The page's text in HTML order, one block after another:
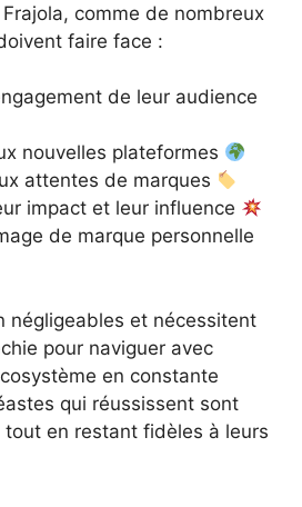
comme de nombreux
faire face :
de leur audience
nouvelles plateformes
attentes de marques
impact et leur influence
de marque personnelle
négligeables et nécessitent
pour naviguer avec
en constante
qui réussissent sont
tout en restant fidèles à leurs